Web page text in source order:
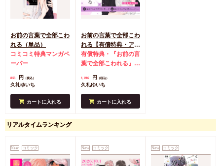
お前の言葉で全部こわ
れる（単品）
コミコミ特典マンガペ
ーパー
858 円 （税込）
久礼ゆいち
カートに入れる
お前の言葉で全部こわ
れる【有償特典・アク
リルカード】
有償特典・『お前の言
葉で全部こわれる』ア
ミ特典マンガペーパー
1,496 円 （税込）
久礼ゆいち
カートに入れる
リアルタイムランキング
New コミック New コミック New コミック